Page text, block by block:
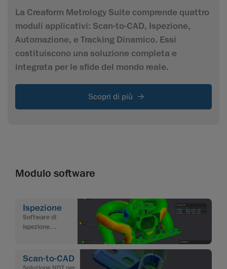
La Creaform Metrology Suite comprende quattro
moduli applicativi: Scan-to-CAD, Ispezione,
Automazione, e Tracking Dinamico. Essi
costituiscono una soluzione completa e
integrata per le sfide del mondo reale.
Scopri di più
Modulo software
Ispezione
Software di
ispezione
Scan-to-CAD